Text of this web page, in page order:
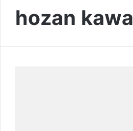
hozan kawa